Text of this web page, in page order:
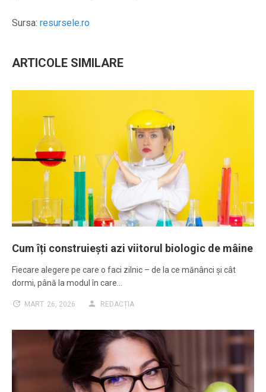
Sursa: resursele.ro
ARTICOLE SIMILARE
Cum îți construiești azi viitorul biologic de mâine
Fiecare alegere pe care o faci zilnic – de la ce mănânci și cât
dormi, până la modul în care…
MART. 26, 2026 REDACȚIA